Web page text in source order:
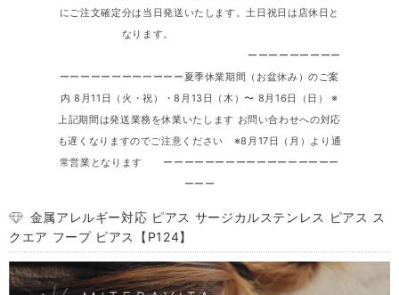
にご注文確定分は当日発送いたします。土日祝日は店休日と
なります。
ーーーーーーーーー
ーーーーーーーーーーーー夏季休業期間（お盆休み）のご案
内 8月11日（火・祝）・8月13日（木）〜 8月16日（日） ※
上記期間は発送業務を休業いたします お問い合わせへの対応
も遅くなりますのでご注意ください ※8月17日（月）より通
常営業となります ーーーーーーーーーーーーーーーーー
ーーー
金属アレルギー対応 ピアス サージカルステンレス ピアス ス
クエア フープ ピアス【P124】